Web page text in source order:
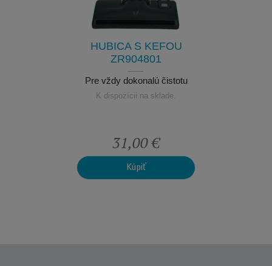
HUBICA S KEFOU
ZR904801
Pre vždy dokonalú čistotu
K dispozícii na sklade.
31,00 €
Kúpiť